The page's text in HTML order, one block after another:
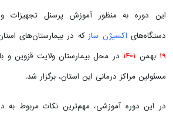
این دوره به منظور آموزش پرسنل تجهیزات و
دستگاه‌های اکسیژن ساز که در بیمارستان‌های
۱۹بهمن ۱۴۰۱
مسئولین مراکز درمانی این استان، برگزار شد.
در این دوره آموزشی، مهم‌ترین نکات مربوط به